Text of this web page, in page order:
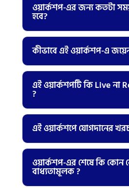
ওয়ার্কশপ-এর জন্য কতটা
হবে?
কীভাবে এই ওয়ার্কশপ-এ
এই ওয়ার্কশপটি কি Live না
?
এই ওয়ার্কশপে যোগদানের
ওয়ার্কশপ-এর শেষে কি কোন
বাধ্যতামূলক ?